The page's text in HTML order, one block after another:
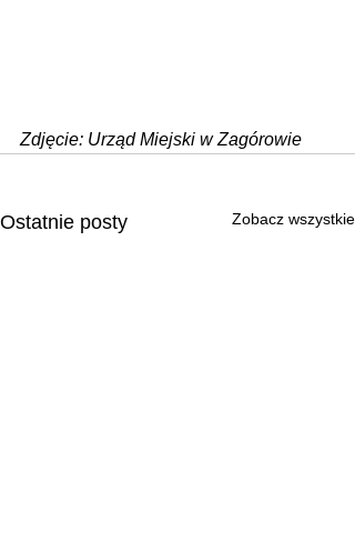
Zdjęcie: Urząd Miejski w Zagórowie
Ostatnie posty Zobacz wszystkie